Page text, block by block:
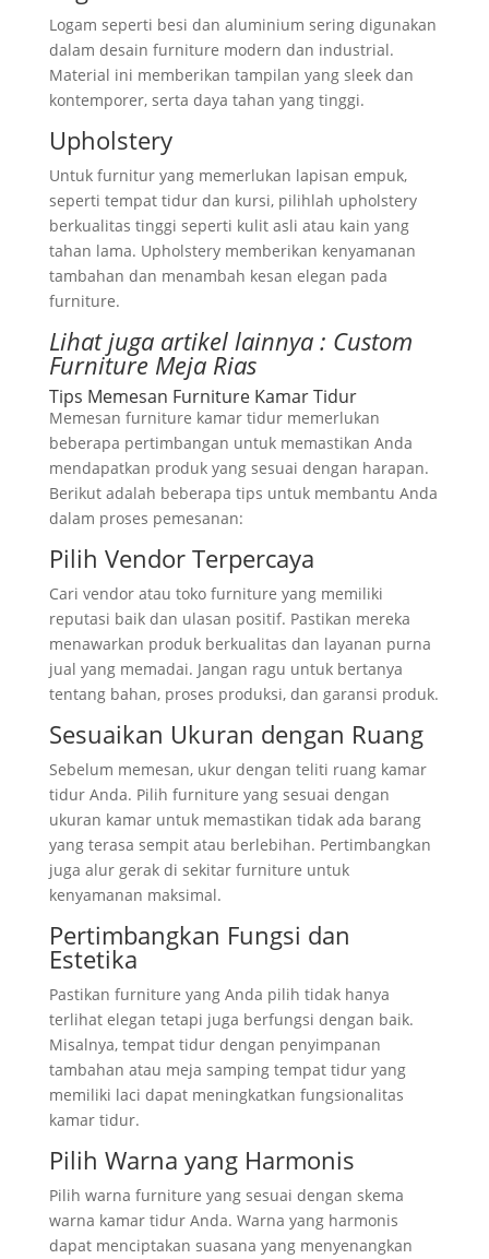
Logam seperti besi dan aluminium sering digunakan
dalam desain furniture modern dan industrial.
Material ini memberikan tampilan yang sleek dan
kontemporer, serta daya tahan yang tinggi.
Upholstery
Untuk furnitur yang memerlukan lapisan empuk,
seperti tempat tidur dan kursi, pilihlah upholstery
berkualitas tinggi seperti kulit asli atau kain yang
tahan lama. Upholstery memberikan kenyamanan
tambahan dan menambah kesan elegan pada
furniture.
Lihat juga artikel lainnya : Custom
Furniture Meja Rias
Tips Memesan Furniture Kamar Tidur
Memesan furniture kamar tidur memerlukan
beberapa pertimbangan untuk memastikan Anda
mendapatkan produk yang sesuai dengan harapan.
Berikut adalah beberapa tips untuk membantu Anda
dalam proses pemesanan:
Pilih Vendor Terpercaya
Cari vendor atau toko furniture yang memiliki
reputasi baik dan ulasan positif. Pastikan mereka
menawarkan produk berkualitas dan layanan purna
jual yang memadai. Jangan ragu untuk bertanya
tentang bahan, proses produksi, dan garansi produk.
Sesuaikan Ukuran dengan Ruang
Sebelum memesan, ukur dengan teliti ruang kamar
tidur Anda. Pilih furniture yang sesuai dengan
ukuran kamar untuk memastikan tidak ada barang
yang terasa sempit atau berlebihan. Pertimbangkan
juga alur gerak di sekitar furniture untuk
kenyamanan maksimal.
Pertimbangkan Fungsi dan
Estetika
Pastikan furniture yang Anda pilih tidak hanya
terlihat elegan tetapi juga berfungsi dengan baik.
Misalnya, tempat tidur dengan penyimpanan
tambahan atau meja samping tempat tidur yang
memiliki laci dapat meningkatkan fungsionalitas
kamar tidur.
Pilih Warna yang Harmonis
Pilih warna furniture yang sesuai dengan skema
warna kamar tidur Anda. Warna yang harmonis
dapat menciptakan suasana yang menyenangkan